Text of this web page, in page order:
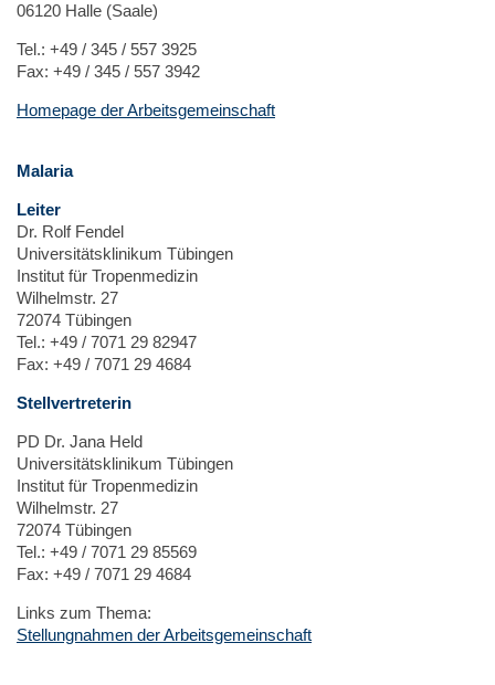
06120 Halle (Saale)
Tel.: +49 / 345 / 557 3925
Fax: +49 / 345 / 557 3942
Homepage der Arbeitsgemeinschaft
Malaria
Leiter
Dr. Rolf Fendel
Universitätsklinikum Tübingen
Institut für Tropenmedizin
Wilhelmstr. 27
72074 Tübingen
Tel.: +49 / 7071 29 82947
Fax: +49 / 7071 29 4684
Stellvertreterin
PD Dr. Jana Held
Universitätsklinikum Tübingen
Institut für Tropenmedizin
Wilhelmstr. 27
72074 Tübingen
Tel.: +49 / 7071 29 85569
Fax: +49 / 7071 29 4684
Links zum Thema:
Stellungnahmen der Arbeitsgemeinschaft